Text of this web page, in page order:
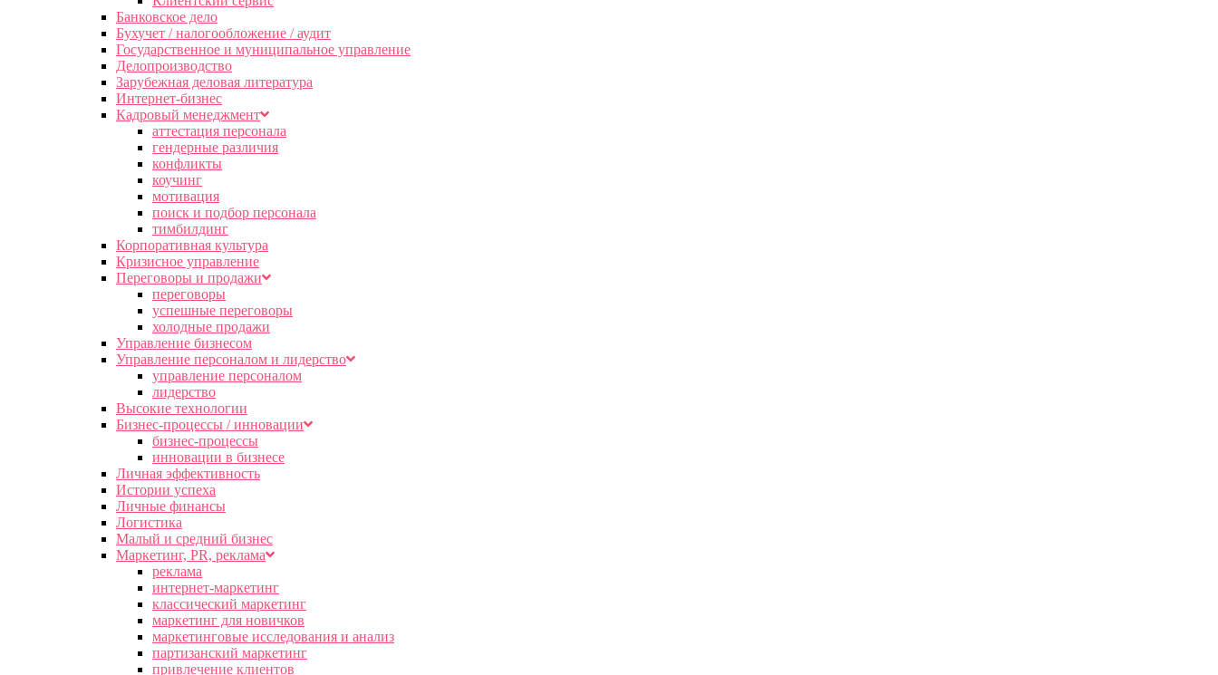
Банковское дело
Бухучет / налогообложение / аудит
Государственное и муниципальное управление
Делопроизводство
Зарубежная деловая литература
Интернет-бизнес
Кадровый менеджмент
аттестация персонала
гендерные различия
конфликты
коучинг
мотивация
поиск и подбор персонала
тимбилдинг
Корпоративная культура
Кризисное управление
Переговоры и продажи
переговоры
успешные переговоры
холодные продажи
Управление бизнесом
Управление персоналом и лидерство
управление персоналом
лидерство
Высокие технологии
Бизнес-процессы / инновации
бизнес-процессы
инновации в бизнесе
Личная эффективность
Истории успеха
Личные финансы
Логистика
Малый и средний бизнес
Маркетинг, PR, реклама
реклама
интернет-маркетинг
классический маркетинг
маркетинг для новичков
маркетинговые исследования и анализ
партизанский маркетинг
привлечение клиентов